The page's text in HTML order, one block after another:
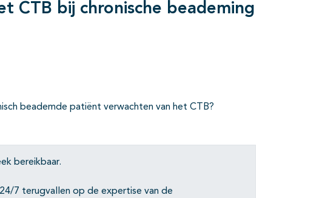
CTB bij chronische beademing
beademde patiënt verwachten van het CTB?
bereikbaar.
7 terugvallen op de expertise van de